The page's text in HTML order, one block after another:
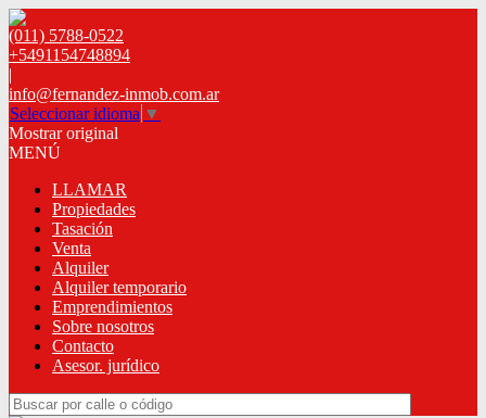
(011) 5788-0522
+5491154748894
|
info@fernandez-inmob.com.ar
Seleccionar idioma ▼
Mostrar original
MENÚ
LLAMAR
Propiedades
Tasación
Venta
Alquiler
Alquiler temporario
Emprendimientos
Sobre nosotros
Contacto
Asesor. jurídico